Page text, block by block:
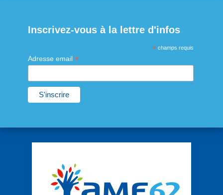
Inscrivez-vous à la lettre d'infos
* champs requis
Adresse email *